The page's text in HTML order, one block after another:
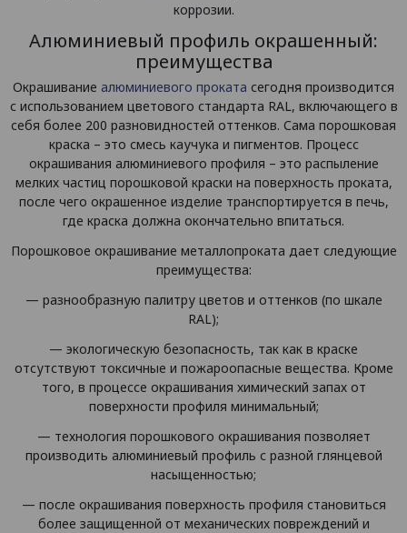
коррозии.
Алюминиевый профиль окрашенный:
преимущества
Окрашивание алюминиевого проката сегодня производится
с использованием цветового стандарта RAL, включающего в
себя более 200 разновидностей оттенков. Сама порошковая
краска – это смесь каучука и пигментов. Процесс
окрашивания алюминиевого профиля – это распыление
мелких частиц порошковой краски на поверхность проката,
после чего окрашенное изделие транспортируется в печь,
где краска должна окончательно впитаться.
Порошковое окрашивание металлопроката дает следующие
преимущества:
— разнообразную палитру цветов и оттенков (по шкале
RAL);
— экологическую безопасность, так как в краске
отсутствуют токсичные и пожароопасные вещества. Кроме
того, в процессе окрашивания химический запах от
поверхности профиля минимальный;
— технология порошкового окрашивания позволяет
производить алюминиевый профиль с разной глянцевой
насыщенностью;
— после окрашивания поверхность профиля становиться
более защищенной от механических повреждений и